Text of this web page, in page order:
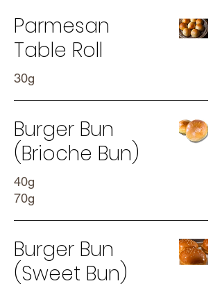
Parmesan
Table Roll
30g
Burger Bun
(Brioche Bun)
40g
70g
Burger Bun
(Sweet Bun)